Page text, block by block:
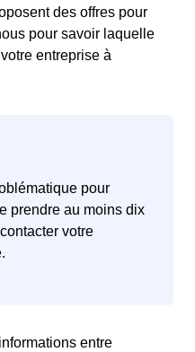
des offres pour
pour savoir laquelle
entreprise à
pour
prendre au moins dix
votre
entre